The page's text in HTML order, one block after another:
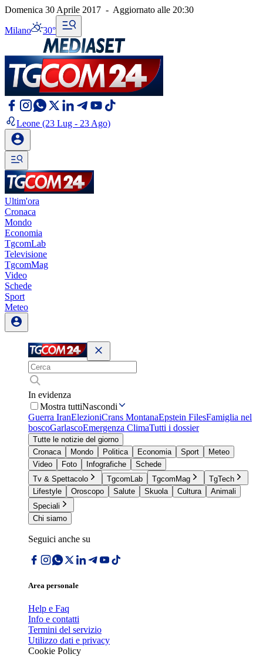
Domenica 30 Aprile 2017 - Aggiornato alle 20:30
Milano 30°
Leone (23 Lug - 23 Ago)
Ultim'ora
Cronaca
Mondo
Economia
TgcomLab
Televisione
TgcomMag
Video
Schede
Sport
Meteo
In evidenza
Mostra tuttiNascondi
Guerra IranElezioniCrans MontanaEpstein FilesFamiglia nel
boscoGarlascoEmergenza ClimaTutti i dossier
Tutte le notizie del giorno
Cronaca
Mondo Politica Economia Sport
Meteo
Video
Foto Infografiche
Schede
Tv & Spettacolo
TgcomLab TgcomMag
TgTech
Lifestyle
Oroscopo Salute Skuola Cultura
Animali
Speciali
Chi siamo
Seguici anche su
Area personale
Help e Faq
Info e contatti
Termini del servizio
Utilizzo dati e privacy
Cookie Policy